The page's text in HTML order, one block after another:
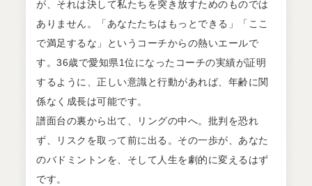
が、それは決して私たちを突き放すためのものでは
ありません。「あなたたちはもっとできる」「ここ
で満足するな」というコーチからの熱いエールで
す。36歳で愛知県1位になったコーチの実績が証明
するように、正しい意識と行動があれば、年齢に関
係なく成長は可能です。
譜面台の裏から出て、リングの中へ。批判を恐れ
ず、リスクを取って前に出る。その一歩が、あなた
のバドミントンを、そして人生を劇的に変えるはず
です。